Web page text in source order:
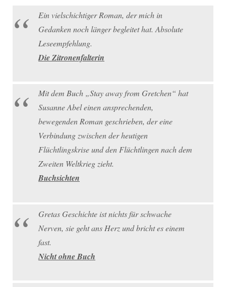
Ein vielschichtiger Roman, der mich in
Gedanken noch länger begleitet hat. Absolute
Leseempfehlung.
Die Zitronenfalterin
Mit dem Buch „Stay away from Gretchen“ hat
Susanne Abel einen ansprechenden,
bewegenden Roman geschrieben, der eine
Verbindung zwischen der heutigen
Flüchtlingskrise und den Flüchtlingen nach dem
Zweiten Weltkrieg zieht.
Buchsichten
Gretas Geschichte ist nichts für schwache
Nerven, sie geht ans Herz und bricht es einem
fast.
Nicht ohne Buch